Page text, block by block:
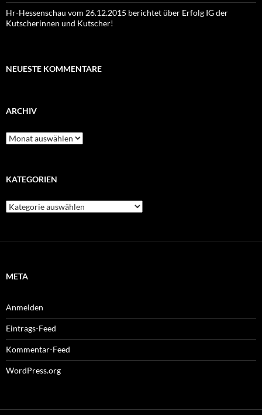
Hr-Hessenschau vom 26.12.2015 berichtet über Erfolg IG der
Kutscherinnen und Kutscher!
NEUESTE KOMMENTARE
ARCHIV
Archiv
KATEGORIEN
Kategorien
META
Anmelden
Eintrags-Feed
Kommentar-Feed
WordPress.org